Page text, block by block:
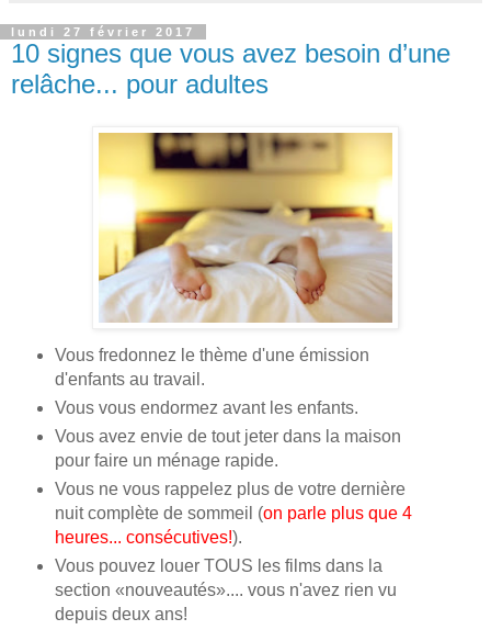
lundi 27 février 2017
10 signes que vous avez besoin d’une
relâche... pour adultes
Vous fredonnez le thème d'une émission
d'enfants au travail.
Vous vous endormez avant les enfants.
Vous avez envie de tout jeter dans la maison
pour faire un ménage rapide.
Vous ne vous rappelez plus de votre dernière
nuit complète de sommeil (on parle plus que 4
heures... consécutives!).
Vous pouvez louer TOUS les films dans la
section «nouveautés».... vous n'avez rien vu
depuis deux ans!